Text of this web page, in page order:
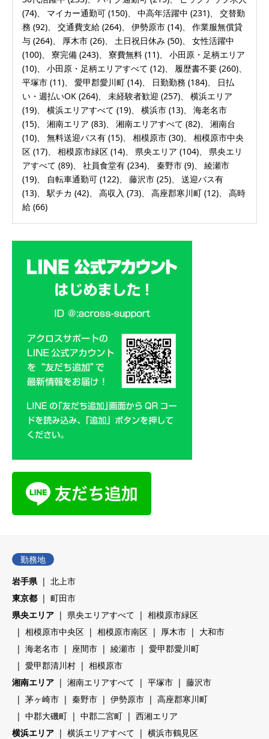
(74)
マイカー通勤可 (150) 中高年活躍中 (231)
交替勤
務 (92) 交通費支給 (264) 伊勢原市 (14)
作業服無償貸
与 (264) 厚木市 (26) 土日祝日休み (50)
女性活躍中
(100)
寮完備 (243) 寮費無料 (11)
小田原・足柄エリア
(10)
小田原・足柄エリアすべて (12) 履歴書不要 (260)
平塚市 (11) 愛甲郡愛川町 (14) 日勤勤務 (184)
日払
い・週払いOK (264) 未経験者歓迎 (257)
横浜エリア
(19)
横浜エリアすべて (19) 横浜市 (13)
海老名市
(15)
湘南エリア (83) 湘南エリアすべて (82)
湘南台
(10)
無料送迎バス有 (15) 相模原市 (30)
相模原市中央
区 (17) 相模原市緑区 (14) 県央エリア (104)
県央エリ
アすべて (89) 社員食堂有 (234) 秦野市 (9)
綾瀬市
(19)
自転車通勤可 (122) 藤沢市 (25)
送迎バス有
(13)
駅チカ (42) 高収入 (73) 高座郡寒川町 (12)
高時
給 (66)
勤務地
岩手県
北上市
東京都
町田市
県央エリア
県央エリアすべて
相模原市緑区
相模原市中央区
相模原市南区 厚木市
大和市
海老名市
座間市 綾瀬市
愛甲郡愛川町
愛甲郡清川村
相模原市
湘南エリア
湘南エリアすべて 平塚市
藤沢市
茅ヶ崎市
秦野市 伊勢原市
高座郡寒川町
中郡大磯町
中郡二宮町
西湘エリア
横浜エリア
横浜エリアすべて
横浜市鶴見区